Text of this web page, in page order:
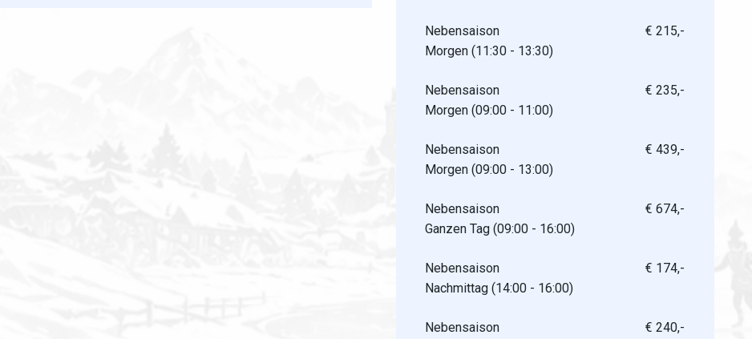
Nebensaison
Morgen (11:30 - 13:30)
€ 215,-
Nebensaison
Morgen (09:00 - 11:00)
€ 235,-
Nebensaison
Morgen (09:00 - 13:00)
€ 439,-
Nebensaison
Ganzen Tag (09:00 - 16:00)
€ 674,-
Nebensaison
Nachmittag (14:00 - 16:00)
€ 174,-
Nebensaison
€ 240,-